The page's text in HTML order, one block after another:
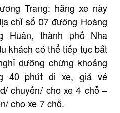
Trang: hãng xe này
chỉ số 07 đường Hoàng
Huân, thành phố Nha
khách có thể tiếp tục bắt
dưỡng chừng khoảng
40 phút đi xe, giá vé
chuyến/ cho xe 4 chỗ –
cho xe 7 chỗ.